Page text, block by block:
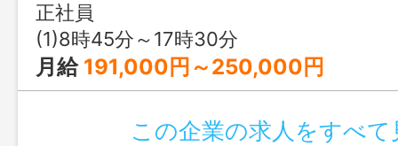
正社員
(1)8時45分～17時30分
月給 191,000円～250,000円
この企業の求人をすべて